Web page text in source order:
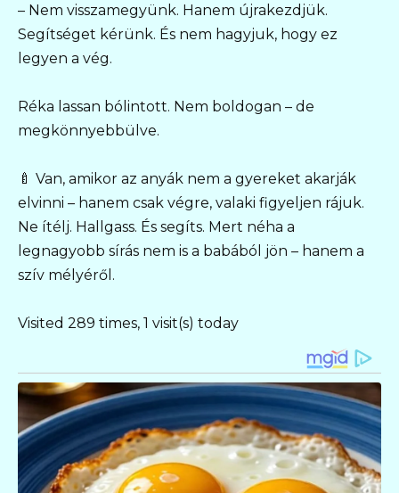
– Nem visszamegyünk. Hanem újrakezdjük.
Segítséget kérünk. És nem hagyjuk, hogy ez
legyen a vég.
Réka lassan bólintott. Nem boldogan – de
megkönnyebbülve.
🍼 Van, amikor az anyák nem a gyereket akarják
elvinni – hanem csak végre, valaki figyeljen rájuk.
Ne ítélj. Hallgass. És segíts. Mert néha a
legnagyobb sírás nem is a babából jön – hanem a
szív mélyéről.
Visited 289 times, 1 visit(s) today